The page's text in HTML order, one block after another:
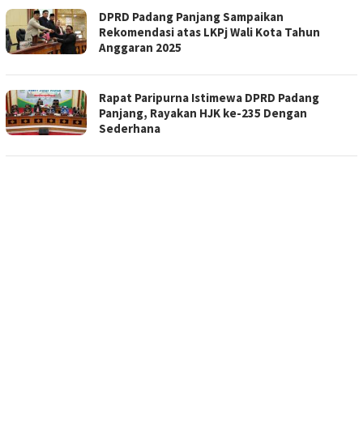
DPRD Padang Panjang Sampaikan
Rekomendasi atas LKPj Wali Kota Tahun
Anggaran 2025
Rapat Paripurna Istimewa DPRD Padang
Panjang, Rayakan HJK ke-235 Dengan
Sederhana